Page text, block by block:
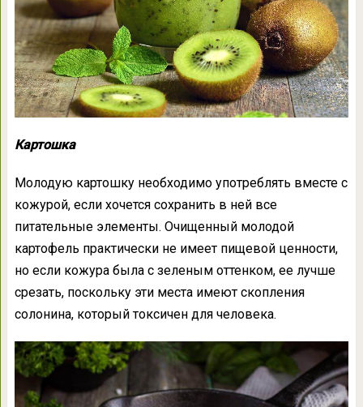
Картошка
Молодую картошку необходимо употреблять вместе с
кожурой, если хочется сохранить в ней все
питательные элементы. Очищенный молодой
картофель практически не имеет пищевой ценности,
но если кожура была с зеленым оттенком, ее лучше
срезать, поскольку эти места имеют скопления
солонина, который токсичен для человека.